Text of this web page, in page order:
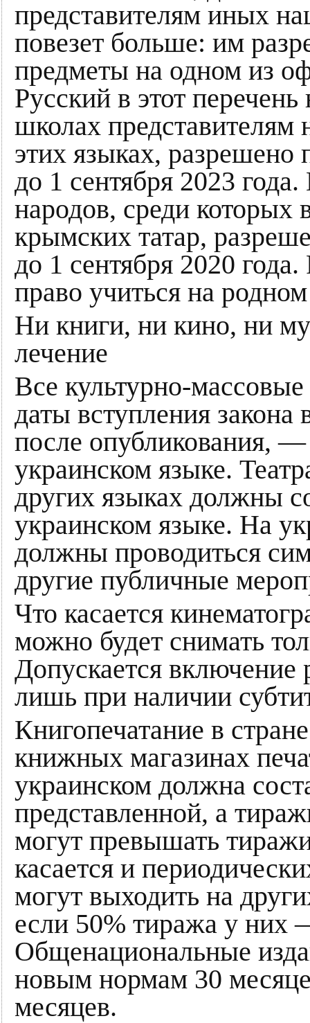
представителям иных
повезет больше: им
предметы на одном из
Русский в этот
школах
этих языках, разрешено
до 1 сентября 2023
народов, среди
крымских татар,
до 1 сентября 2020
право учиться на
Ни книги, ни кино, ни
лечение
Все культурно-
даты вступления
после опубликования, —
украинском языке.
других языках должны
украинском языке. На
должны проводиться
другие публичные
Что касается
можно будет снимать
Допускается включение
лишь при наличии
Книгопечатание в
книжных магазинах
украинском должна
представленной, а
могут превышать
касается и
могут выходить на
если 50% тиража у них
Общенациональные
новым нормам 30
месяцев.